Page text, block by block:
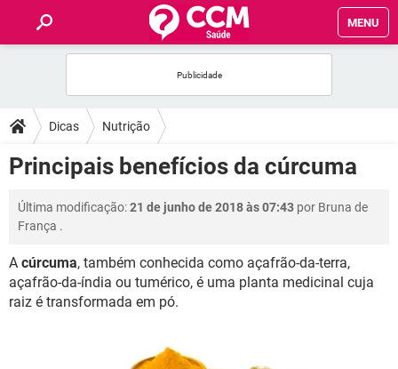
MENU
FÓRUM
SAÚDE
FAMÍLIA
BEM-ESTAR
Dicas Nutrição
Principais benefícios da cúrcuma
Última modificação:21 de junho de 2018 às 07:43 por Bruna de
França .
A cúrcuma, também conhecida como açafrão-da-terra,
açafrão-da-índia ou tumérico, é uma planta medicinal cuja
raiz é transformada em pó.